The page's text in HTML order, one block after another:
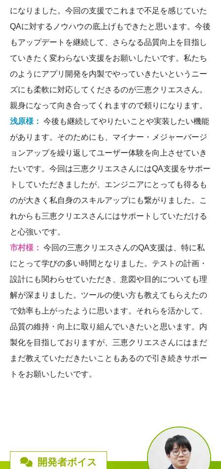
になりました。今回の支援でこれまで不足を感じていた
QAに対するノウハウの底上げもできたと思います。今後
もアップデートを継続して、さらなる品質向上を目指し
ていきたく変わらない支援をお願いしたいです。私たち
のようにアプリ開発を内製でやっていきたいというニー
ズにも柔軟に対応してくださるのが三恵クリエスさん。
親身になって向き合ってくれますので頼りになります。
浅原様： 今後も継続してやりたいことや実装したい機能
があります。そのためにも、マイナー・メジャーバージ
ョンアップを繰り返してユーザー体験を向上させていき
たいです。今回は三恵クリエスさんにはQA支援をサポー
トしていただきましたが、エンジニアにとっても得るも
のが大きく私自身のスキルアップにも繋がりました。こ
れからも三恵クリエスさんにはサポートしていただける
と心強いです。
市村様： 今回の三恵クリエスさんのQA支援は、特に私
にとって学びの多い時間となりました。テストの計画・
設計にも関わらせていただき、意図や目的についても理
解が深まりました。ツールの使い方も教えてもらえたの
で効率も上がったように思います。それらを活かして、
品質の維持・向上に取り組んでいきたいと思います。内
製化を目指しておりますが、三恵クリエスさんにはまだ
まだ教えていただきたいこともあるので引き続きサポー
トをお願いしたいです。
開発者ボイス